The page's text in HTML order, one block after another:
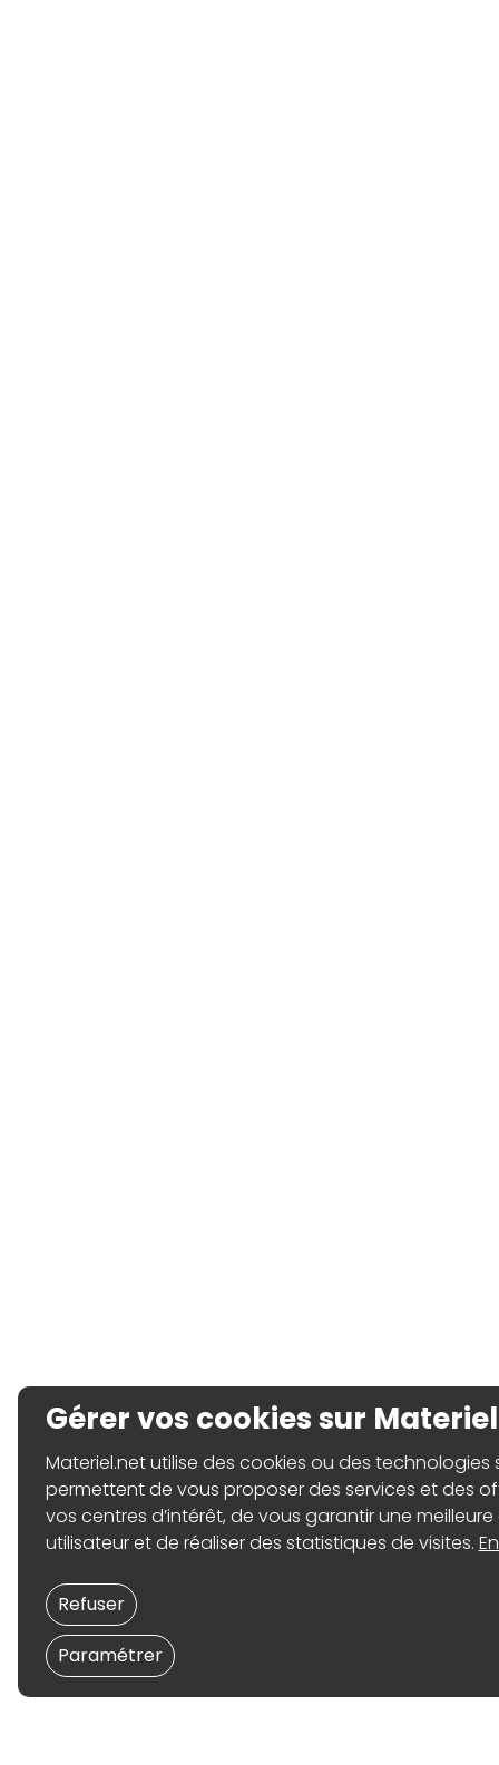
Gérer vos cookies sur
Materiel.net utilise des cookies ou des technologies
permettent de vous proposer des services et des
vos centres d’intérêt, de vous garantir une
utilisateur et de réaliser des statistiques de visites.
Paramétrer
Refuser